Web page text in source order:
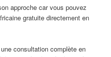
approche car vous pouvez
gratuite directement en
consultation complète en